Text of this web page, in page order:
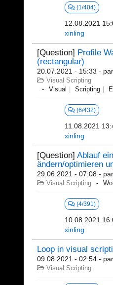
(1/404)
12.08.2021
xinling
[Question] Profile
(rectangular)
20.07.2021 - 15:33 - par
Visual Scripting
Visual
Scripting
(6/432)
11.08.2021
xinling
[Question] Ablauf
ändern/optimieren
29.06.2021 - 07:08 - par
Visual Scripting
(4/391)
10.08.2021
xinling
Loop in visual
09.08.2021 - 02:54 - par
Visual Scripting